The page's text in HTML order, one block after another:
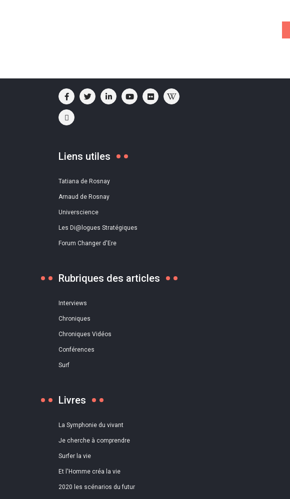
Liens utiles
Tatiana de Rosnay
Arnaud de Rosnay
Universcience
Les Di@logues Stratégiques
Forum Changer d'Ere
Rubriques des articles
Interviews
Chroniques
Chroniques Vidéos
Conférences
Surf
Livres
La Symphonie du vivant
Je cherche à comprendre
Surfer la vie
Et l'Homme créa la vie
2020 les scénarios du futur